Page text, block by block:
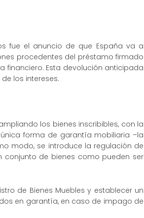
fue el anuncio de que España va a
procedentes del préstamo firmado
financiero. Esta devolución anticipada
los intereses.
los bienes inscribibles, con la
forma de garantía mobiliaria –la
modo, se introduce la regulación de
conjunto de bienes como pueden ser
de Bienes Muebles y establecer un
en garantía, en caso de impago de